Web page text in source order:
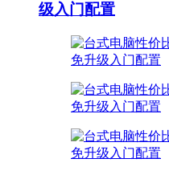
级入门配置